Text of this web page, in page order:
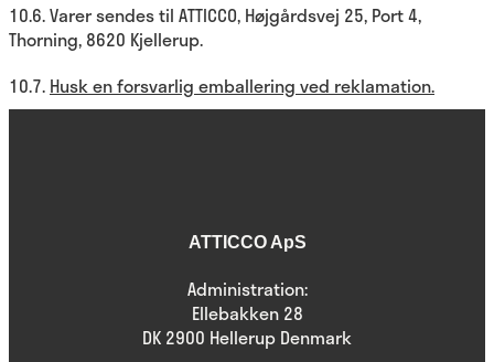
10.6. Varer sendes til ATTICCO, Højgårdsvej 25, Port 4,
Thorning, 8620 Kjellerup.
10.7. Husk en forsvarlig emballering ved reklamation.
ATTICCO ApS
Administration:
Ellebakken 28
DK 2900 Hellerup Denmark